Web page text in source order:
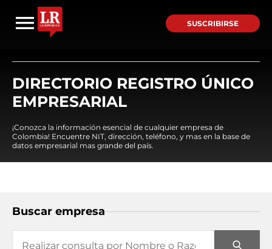
SUSCRIBIRSE
DIRECTORIO REGISTRO ÚNICO
EMPRESARIAL
¡Conozca la información esencial de cualquier empresa de
Colombia! Encuentre NIT, dirección, teléfono, y mas en la base de
datos empresarial mas grande del país.
Buscar empresa